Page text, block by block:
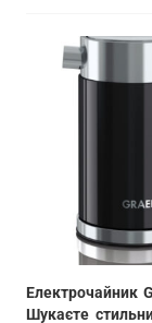
кількість
Електрочайник
Шукаєте